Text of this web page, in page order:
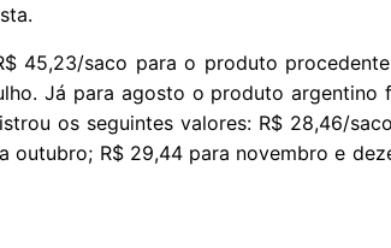
45,23/saco para o produto
Já para agosto o produto argentino
os seguintes valores: R$ 28,46/
outubro; R$ 29,44 para novembro e